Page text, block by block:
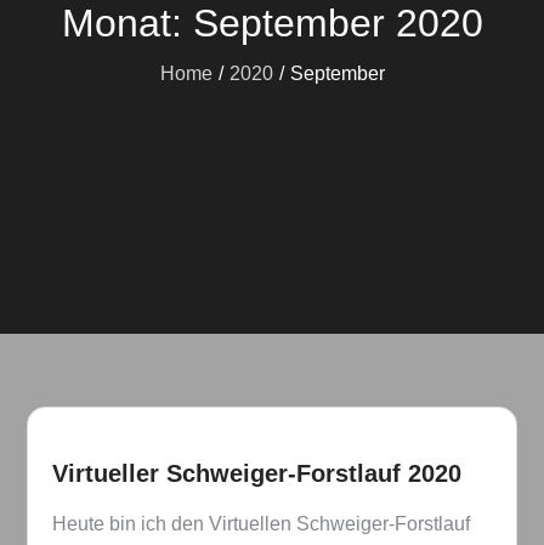
Monat: September 2020
Home 2020 September
Virtueller Schweiger-Forstlauf 2020
Heute bin ich den Virtuellen Schweiger-Forstlauf